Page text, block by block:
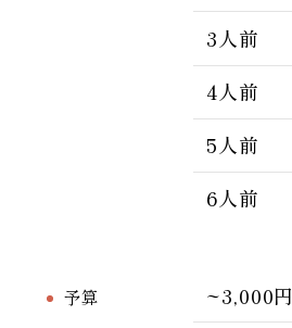
3人前
4人前
5人前
6人前
予算
~3,000円